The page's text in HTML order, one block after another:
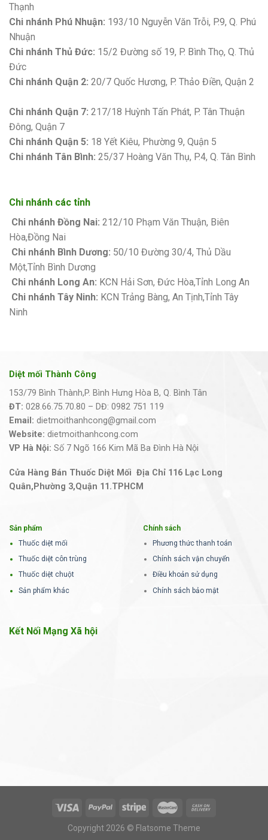
Thạnh
Chi nhánh Phú Nhuận: 193/10 Nguyễn Văn Trỗi, P.9, Q. Phú
Nhuận
Chi nhánh Thủ Đức: 15/2 Đường số 19, P. Bình Thọ, Q. Thủ
Đức
Chi nhánh Quận 2: 20/7 Quốc Hương, P. Thảo Điền, Quận 2
Chi nhánh Quận 7: 217/18 Huỳnh Tấn Phát, P. Tân Thuận
Đông, Quận 7
Chi nhánh Quận 5: 18 Yết Kiêu, Phường 9, Quận 5
Chi nhánh Tân Bình: 25/37 Hoàng Văn Thụ, P.4, Q. Tân Bình
Chi nhánh các tỉnh
Chi nhánh Đồng Nai: 212/10 Phạm Văn Thuận, Biên
Hòa,Đồng Nai
Chi nhánh Bình Dương: 50/10 Đường 30/4, Thủ Dầu
Một,Tỉnh Bình Dương
Chi nhánh Long An: KCN Hải Sơn, Đức Hòa,Tỉnh Long An
Chi nhánh Tây Ninh: KCN Trảng Bàng, An Tịnh,Tỉnh Tây
Ninh
Diệt mối Thành Công
153/79 Bình Thành,P. Bình Hưng Hòa B, Q. Bình Tân
ĐT: 028.66.75.70.80 – DĐ: 0982 751 119
Email: dietmoithanhcong@gmail.com
Website: dietmoithanhcong.com
VP Hà Nội: Số 7 Ngõ 166 Kim Mã Ba Đình Hà Nội
Cửa Hàng Bán Thuốc Diệt Mối Địa Chỉ 116 Lạc Long
Quân,Phường 3,Quận 11.TPHCM
Sản phẩm
Thuốc diệt mối
Thuốc diệt côn trùng
Thuốc diệt chuột
Sản phẩm khác
Chính sách
Phương thức thanh toán
Chính sách vận chuyển
Điều khoản sử dụng
Chính sách bảo mật
Kết Nối Mạng Xã hội
Copyright 2026 © Flatsome Theme